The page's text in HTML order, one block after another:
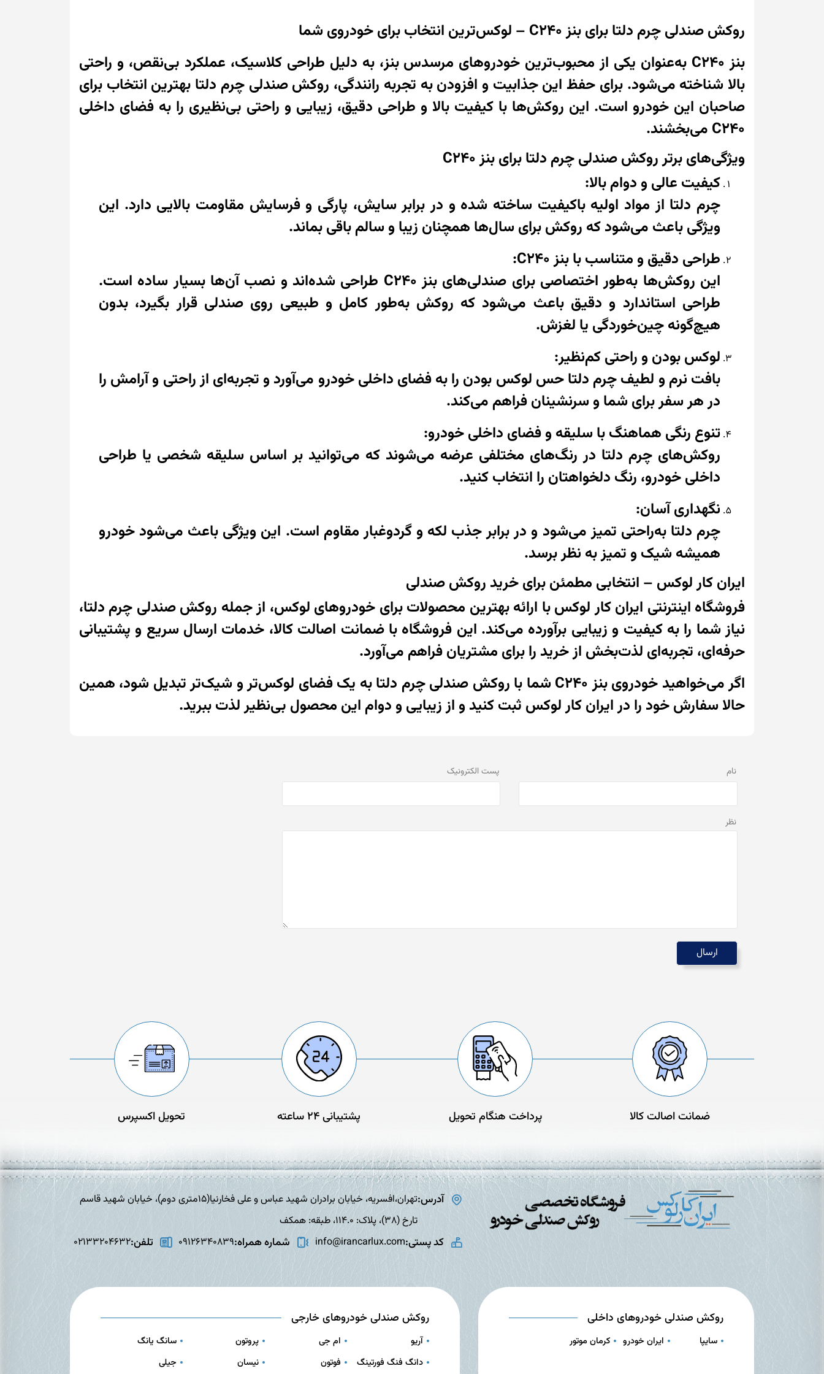
روکش صندلی چرم دلتا برای بنز C240 – لوکس‌ترین انتخاب برای خودروی شما
بنز C240 به‌عنوان یکی از محبوب‌ترین خودروهای مرسدس بنز، به دلیل طراحی کلاسیک، عملکرد بی‌نقص، و راحتی
بالا شناخته می‌شود. برای حفظ این جذابیت و افزودن به تجربه رانندگی، روکش صندلی چرم دلتا بهترین انتخاب برای
صاحبان این خودرو است. این روکش‌ها با کیفیت بالا و طراحی دقیق، زیبایی و راحتی بی‌نظیری را به فضای داخلی
C240 می‌بخشند.
ویژگی‌های برتر روکش صندلی چرم دلتا برای بنز C240
کیفیت عالی و دوام بالا:
چرم دلتا از مواد اولیه باکیفیت ساخته شده و در برابر سایش، پارگی و فرسایش مقاومت بالایی دارد. این
ویژگی باعث می‌شود که روکش برای سال‌ها همچنان زیبا و سالم باقی بماند.
طراحی دقیق و متناسب با بنز C240:
این روکش‌ها به‌طور اختصاصی برای صندلی‌های بنز C240 طراحی شده‌اند و نصب آن‌ها بسیار ساده است.
طراحی استاندارد و دقیق باعث می‌شود که روکش به‌طور کامل و طبیعی روی صندلی قرار بگیرد، بدون
هیچ‌گونه چین‌خوردگی یا لغزش.
لوکس بودن و راحتی کم‌نظیر:
بافت نرم و لطیف چرم دلتا حس لوکس بودن را به فضای داخلی خودرو می‌آورد و تجربه‌ای از راحتی و آرامش را
در هر سفر برای شما و سرنشینان فراهم می‌کند.
تنوع رنگی هماهنگ با سلیقه و فضای داخلی خودرو:
روکش‌های چرم دلتا در رنگ‌های مختلفی عرضه می‌شوند که می‌توانید بر اساس سلیقه شخصی یا طراحی
داخلی خودرو، رنگ دلخواهتان را انتخاب کنید.
نگهداری آسان:
چرم دلتا به‌راحتی تمیز می‌شود و در برابر جذب لکه و گردوغبار مقاوم است. این ویژگی باعث می‌شود خودرو
همیشه شیک و تمیز به نظر برسد.
ایران کار لوکس – انتخابی مطمئن برای خرید روکش صندلی
فروشگاه اینترنتی ایران کار لوکس با ارائه بهترین محصولات برای خودروهای لوکس، از جمله روکش صندلی چرم دلتا،
نیاز شما را به کیفیت و زیبایی برآورده می‌کند. این فروشگاه با ضمانت اصالت کالا، خدمات ارسال سریع و پشتیبانی
حرفه‌ای، تجربه‌ای لذت‌بخش از خرید را برای مشتریان فراهم می‌آورد.
اگر می‌خواهید خودروی بنز C240 شما با روکش صندلی چرم دلتا به یک فضای لوکس‌تر و شیک‌تر تبدیل شود، همین
حالا سفارش خود را در ایران کار لوکس ثبت کنید و از زیبایی و دوام این محصول بی‌نظیر لذت ببرید.
نام پست الكترونيک
نظر
ضمانت اصالت کالا پرداخت هنگام تحویل پشتیبانی 24 ساعته تحویل اکسپرس
آدرس:
تهران،افسریه، خیابان برادران شهید عباس و علی فخارنیا(15متری دوم)، خیابان شهید قاسم
تارخ (38)، پلاک: 114.0، طبقه: همکف
کد پستی:info@irancarlux.com شماره همراه:09126340839 تلفن:02133204632
روکش صندلی خودروهای داخلی
سایپا ایران خودرو کرمان موتور
روکش صندلی خودروهای خارجی
آریو ام جی پروتون
سانگ یانگ
دانگ فنگ فورتینگ
فوتون نیسان جیلی